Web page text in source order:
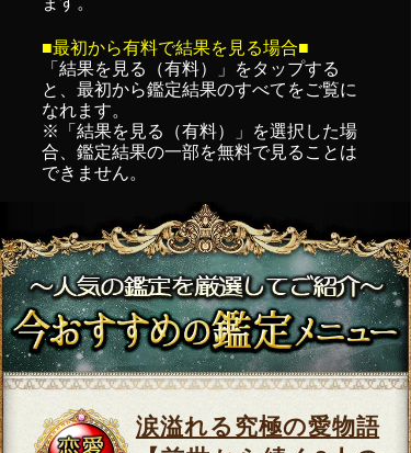
■最初から有料で結果を見る場合■
「結果を見る（有料）」をタップする
と、最初から鑑定結果のすべてをご覧に
なれます。
※「結果を見る（有料）」を選択した場
合、鑑定結果の一部を無料で見ることは
できません。
涙溢れる究極の愛物語